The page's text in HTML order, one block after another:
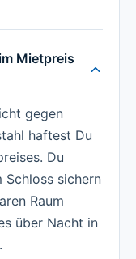
Mietpreis
gegen
haftest Du
Du
Schloss sichern
Raum
über Nacht in